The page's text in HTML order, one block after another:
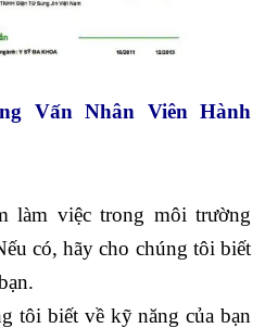
Vấn Nhân Viên Hành
làm việc trong môi trường
có, hãy cho chúng tôi biết
tôi biết về kỹ năng của bạn